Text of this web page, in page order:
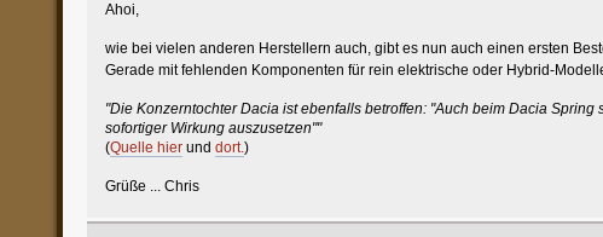
Ahoi,
wie bei vielen anderen Herstellern auch, gibt es nun auch einen ersten
Gerade mit fehlenden Komponenten für rein elektrische oder Hybrid-
"Die Konzerntochter Dacia ist ebenfalls betroffen: "Auch beim Dacia
sofortiger Wirkung auszusetzen""
(Quelle hierund dort.)
Grüße ... Chris